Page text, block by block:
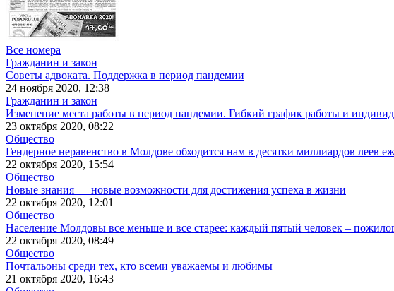
Все номера
Гражданин и закон
Советы адвоката. Поддержка в период пандемии
24 ноября 2020, 12:38
Гражданин и закон
Изменение места работы в период пандемии. Гибкий график работы и
23 октября 2020, 08:22
Общество
Гендерное неравенство в Молдове обходится нам в десятки миллиардов леев
22 октября 2020, 15:54
Общество
Новые знания — новые возможности для достижения успеха в жизни
22 октября 2020, 12:01
Общество
Население Молдовы все меньше и все старее: каждый пятый человек –
22 октября 2020, 08:49
Общество
Почтальоны среди тех, кто всеми уважаемы и любимы
21 октября 2020, 16:43